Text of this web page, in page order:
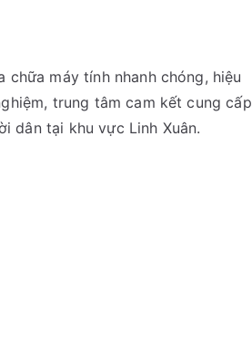
chữa máy tính nhanh chóng, hiệu
trung tâm cam kết cung cấp
dân tại khu vực Linh Xuân.